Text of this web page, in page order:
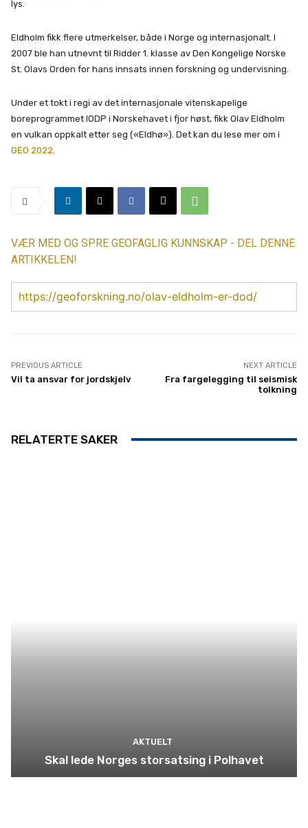
lys.
Eldholm fikk flere utmerkelser, både i Norge og internasjonalt. I
2007 ble han utnevnt til Ridder 1. klasse av Den Kongelige Norske
St. Olavs Orden for hans innsats innen forskning og undervisning.
Under et tokt i regi av det internasjonale vitenskapelige
boreprogrammet IODP i Norskehavet i fjor høst, fikk Olav Eldholm
en vulkan oppkalt etter seg («Eldhø»). Det kan du lese mer om i
GEO 2022
VÆR MED OG SPRE GEOFAGLIG KUNNSKAP - DEL DENNE
ARTIKKELEN!
https://geoforskning.no/olav-eldholm-er-dod/
PREVIOUS ARTICLE
Vil ta ansvar for jordskjelv
NEXT ARTICLE
Fra fargelegging til seismisk
tolkning
RELATERTE SAKER
AKTUELT
Skal lede Norges storsatsing i Polhavet